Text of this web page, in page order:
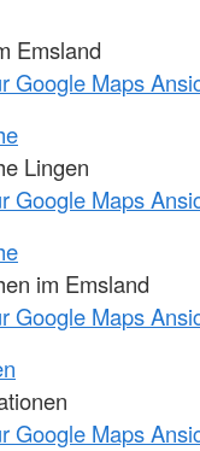
Emsland
Google Maps
Lingen
Google Maps
im Emsland
Google Maps
Google Maps